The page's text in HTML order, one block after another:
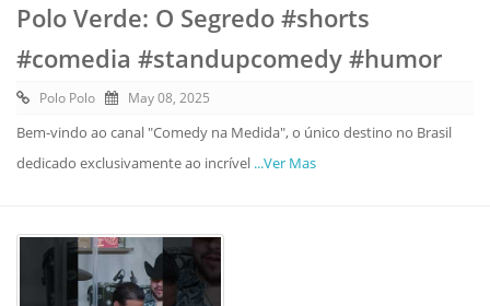
Polo Verde: O Segredo #shorts
#comedia #standupcomedy #humor
Polo Polo May 08, 2025
Bem-vindo ao canal "Comedy na Medida", o único destino no Brasil
dedicado exclusivamente ao incrível ...Ver Mas